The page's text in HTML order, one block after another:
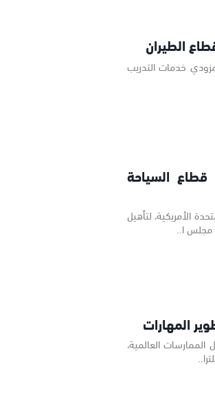
الطيران
خدمات التدريب
قطاع السياحة
الأمريكية، لتأهيل
المهارات
العالمية،